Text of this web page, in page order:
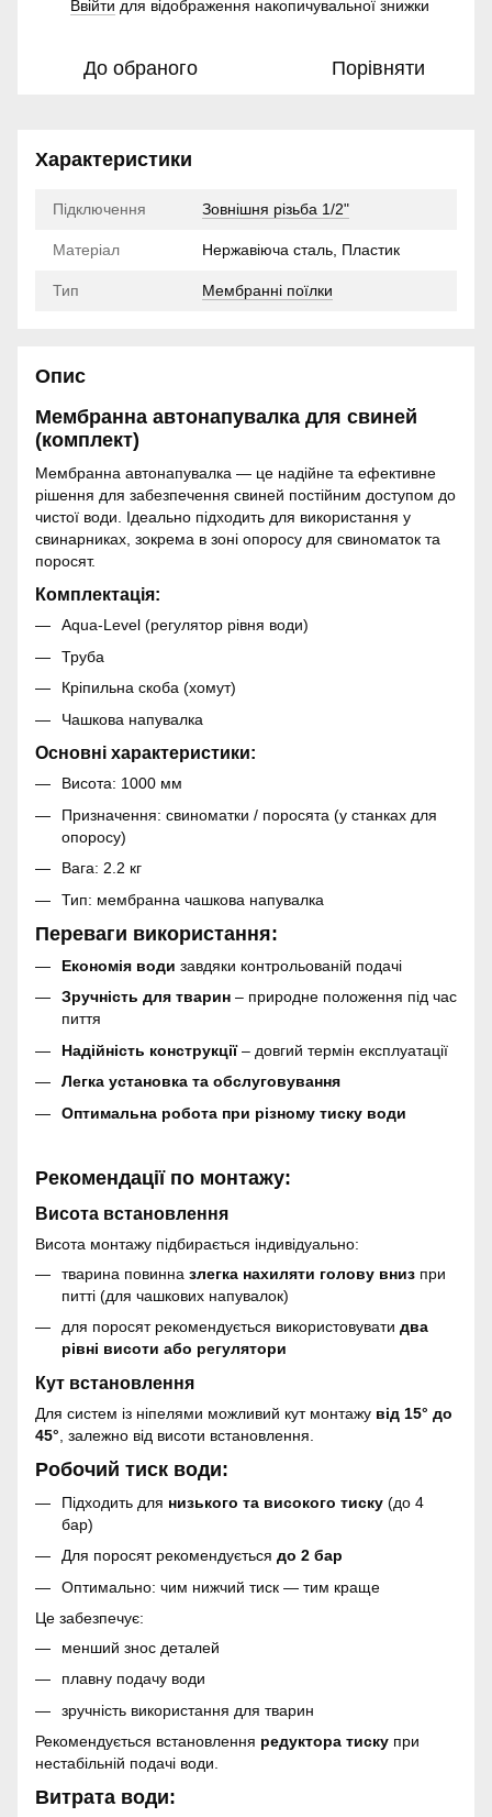
Ввійти для відображення накопичувальної знижки
До обраного Порівняти
Характеристики
Підключення Зовнішня різьба 1/2"
Матеріал Нержавіюча сталь, Пластик
Тип Мембранні поїлки
Опис
Мембранна автонапувалка для свиней
(комплект)
Мембранна автонапувалка — це надійне та ефективне
рішення для забезпечення свиней постійним доступом до
чистої води. Ідеально підходить для використання у
свинарниках, зокрема в зоні опоросу для свиноматок та
поросят.
Комплектація:
Aqua-Level (регулятор рівня води)
Труба
Кріпильна скоба (хомут)
Чашкова напувалка
Основні характеристики:
Висота: 1000 мм
Призначення: свиноматки / поросята (у станках для
опоросу)
Вага: 2.2 кг
Тип: мембранна чашкова напувалка
Переваги використання:
Економія води завдяки контрольованій подачі
Зручність для тварин – природне положення під час
пиття
Надійність конструкції– довгий термін експлуатації
Легка установка та обслуговування
Оптимальна робота при різному тиску води
Рекомендації по монтажу:
Висота встановлення
Висота монтажу підбирається індивідуально:
тварина повинна злегка нахиляти голову вниз при
питті (для чашкових напувалок)
для поросят рекомендується використовувати два
рівні висоти або регулятори
Кут встановлення
Для систем із ніпелями можливий кут монтажу від 15° до
45°, залежно від висоти встановлення.
Робочий тиск води:
Підходить для низького та високого тиску (до 4
бар)
Для поросят рекомендується до 2 бар
Оптимально: чим нижчий тиск — тим краще
Це забезпечує:
менший знос деталей
плавну подачу води
зручність використання для тварин
Рекомендується встановлення редуктора тиску при
нестабільній подачі води.
Витрата води: